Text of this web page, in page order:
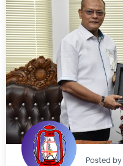
Posted by